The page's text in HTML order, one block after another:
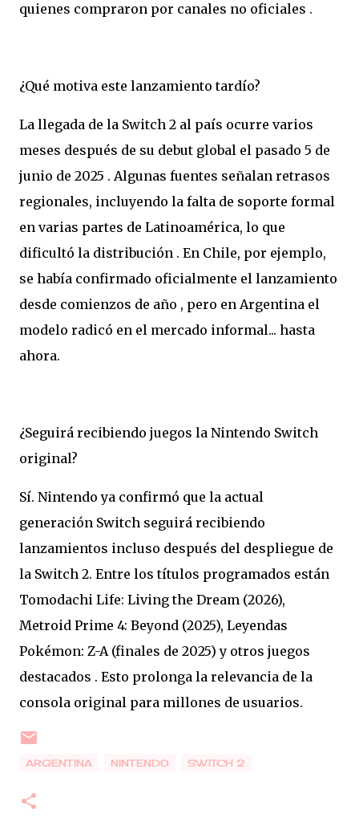
quienes compraron por canales no oficiales .
¿Qué motiva este lanzamiento tardío?
La llegada de la Switch 2 al país ocurre varios
meses después de su debut global el pasado 5 de
junio de 2025 . Algunas fuentes señalan retrasos
regionales, incluyendo la falta de soporte formal
en varias partes de Latinoamérica, lo que
dificultó la distribución . En Chile, por ejemplo,
se había confirmado oficialmente el lanzamiento
desde comienzos de año , pero en Argentina el
modelo radicó en el mercado informal... hasta
ahora.
¿Seguirá recibiendo juegos la Nintendo Switch
original?
Sí. Nintendo ya confirmó que la actual
generación Switch seguirá recibiendo
lanzamientos incluso después del despliegue de
la Switch 2. Entre los títulos programados están
Tomodachi Life: Living the Dream (2026),
Metroid Prime 4: Beyond (2025), Leyendas
Pokémon: Z-A (finales de 2025) y otros juegos
destacados . Esto prolonga la relevancia de la
consola original para millones de usuarios.
ARGENTINA NINTENDO SWITCH 2